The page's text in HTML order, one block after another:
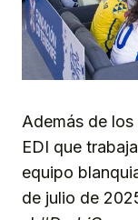
Además de
EDI que
equipo
de julio de